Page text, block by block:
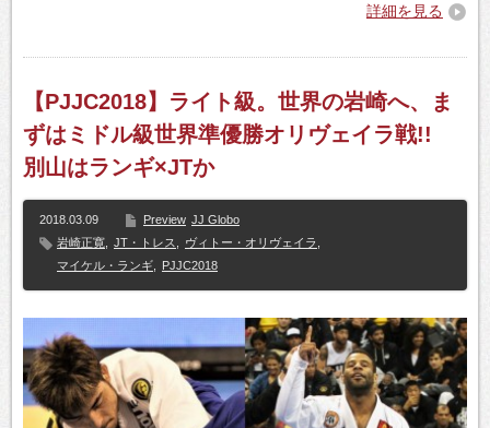
詳細を見る
【PJJC2018】ライト級。世界の岩崎へ、ま
ずはミドル級世界準優勝オリヴェイラ戦!!
別山はランギ×JTか
2018.03.09 Preview JJ Globo
岩崎正寛
JT・トレス ヴィトー・オリヴェイラ
マイケル・ランギ
PJJC2018